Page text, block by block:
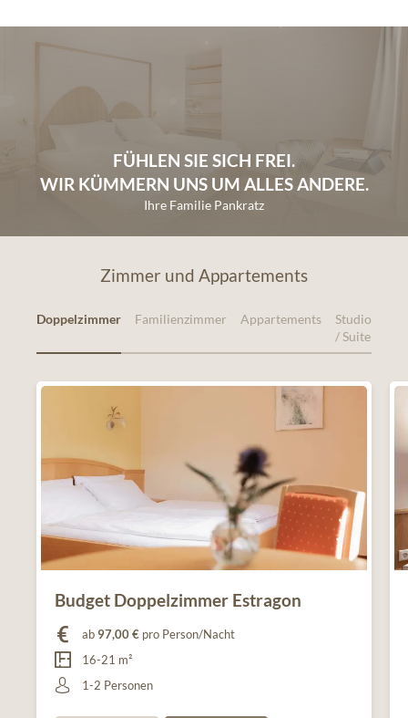
FÜHLEN SIE SICH FREI.
WIR KÜMMERN UNS UM ALLES ANDERE.
Ihre Familie Pankratz
Zimmer und Appartements
Doppelzimmer Familienzimmer Appartements
Studio
/ Suite
Budget Doppelzimmer Estragon
ab 97,00 € pro Person/Nacht
16-21 m²
1-2 Personen